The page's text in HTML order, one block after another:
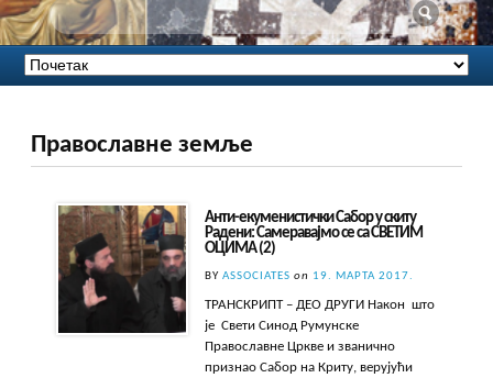
Православне земље
Анти-екуменистички Сабор у скиту
Радени: Самеравајмо се са СВЕТИМ
ОЦИМА (2)
BYASSOCIATES on 19. МАРТА 2017.
ТРАНСКРИПТ – ДЕО ДРУГИ Након што
је Свети Синод Румунске
Православне Цркве и званично
признао Сабор на Криту, верујући